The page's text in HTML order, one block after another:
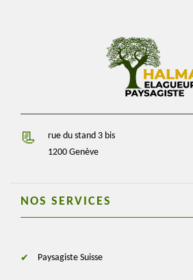
rue du stand 3 bis
1200 Genève
NOS SERVICES
Paysagiste Suisse